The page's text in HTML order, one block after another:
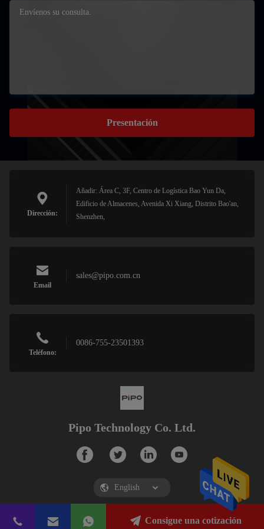
Presentación
Dirección:
Añadir: Área C, 3F, Centro de Logística Bao Yun Da,
Edificio de Almacenes, Avenida Xi Xiang, Distrito Bao'an,
Shenzhen,
Email
sales@pipo.com.cn
Teléfono:
0086-755-23501393
Pipo Technology Co. Ltd.
Pipo Technology Co. Ltd.Consigue una cotización